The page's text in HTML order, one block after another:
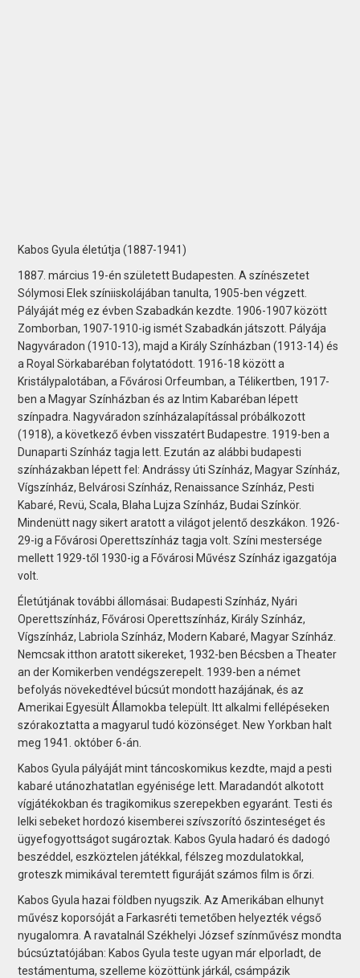
Kabos Gyula életútja (1887-1941)
1887. március 19-én született Budapesten. A színészetet
Sólymosi Elek színiiskolájában tanulta, 1905-ben végzett.
Pályáját még ez évben Szabadkán kezdte. 1906-1907 között
Zomborban, 1907-1910-ig ismét Szabadkán játszott. Pályája
Nagyváradon (1910-13), majd a Király Színházban (1913-14) és
a Royal Sörkabaréban folytatódott. 1916-18 között a
Kristálypalotában, a Fővárosi Orfeumban, a Télikertben, 1917-
ben a Magyar Színházban és az Intim Kabaréban lépett
színpadra. Nagyváradon színházalapítással próbálkozott
(1918), a következő évben visszatért Budapestre. 1919-ben a
Dunaparti Színház tagja lett. Ezután az alábbi budapesti
színházakban lépett fel: Andrássy úti Színház, Magyar Színház,
Vígszínház, Belvárosi Színház, Renaissance Színház, Pesti
Kabaré, Revü, Scala, Blaha Lujza Színház, Budai Színkör.
Mindenütt nagy sikert aratott a világot jelentő deszkákon. 1926-
29-ig a Fővárosi Operettszínház tagja volt. Színi mestersége
mellett 1929-től 1930-ig a Fővárosi Művész Színház igazgatója
volt.
Életútjának további állomásai: Budapesti Színház, Nyári
Operettszínház, Fővárosi Operettszínház, Király Színház,
Vígszínház, Labriola Színház, Modern Kabaré, Magyar Színház.
Nemcsak itthon aratott sikereket, 1932-ben Bécsben a Theater
an der Komikerben vendégszerepelt. 1939-ben a német
befolyás növekedtével búcsút mondott hazájának, és az
Amerikai Egyesült Államokba települt. Itt alkalmi fellépéseken
szórakoztatta a magyarul tudó közönséget. New Yorkban halt
meg 1941. október 6-án.
Kabos Gyula pályáját mint táncoskomikus kezdte, majd a pesti
kabaré utánozhatatlan egyénisége lett. Maradandót alkotott
vígjátékokban és tragikomikus szerepekben egyaránt. Testi és
lelki sebeket hordozó kisemberei szívszorító őszinteséget és
ügyefogyottságot sugároztak. Kabos Gyula hadaró és dadogó
beszéddel, eszköztelen játékkal, félszeg mozdulatokkal,
groteszk mimikával teremtett figuráját számos film is őrzi.
Kabos Gyula hazai földben nyugszik. Az Amerikában elhunyt
művész koporsóját a Farkasréti temetőben helyezték végső
nyugalomra. A ravatalnál Székhelyi József színművész mondta
búcsúztatójában: Kabos Gyula teste ugyan már elporladt, de
testámentuma, szelleme közöttünk járkál, csámpázik